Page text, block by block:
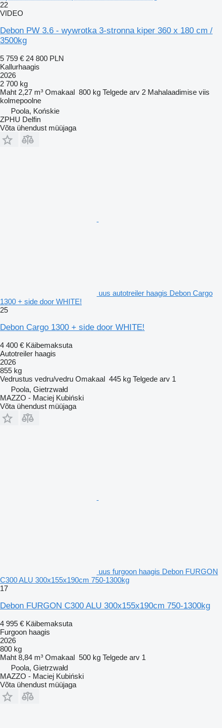
22
VIDEO
Debon PW 3.6 - wywrotka 3-stronna kiper 360 x 180 cm /
3500kg
5 759 € 24 800 PLN
Kallurhaagis
2026
2 700 kg
Maht 2,27 m³ Omakaal 800 kg Telgede arv 2 Mahalaadimise viis
kolmepoolne
Poola, Końskie
ZPHU Delfin
Võta ühendust müüjaga
uus autotreiler haagis Debon Cargo
1300 + side door WHITE!
25
Debon Cargo 1300 + side door WHITE!
4 400 € Käibemaksuta
Autotreiler haagis
2026
855 kg
Vedrustus vedru/vedru Omakaal 445 kg Telgede arv 1
Poola, Gietrzwałd
MAZZO - Maciej Kubiński
Võta ühendust müüjaga
uus furgoon haagis Debon FURGON
C300 ALU 300x155x190cm 750-1300kg
17
Debon FURGON C300 ALU 300x155x190cm 750-1300kg
4 995 € Käibemaksuta
Furgoon haagis
2026
800 kg
Maht 8,84 m³ Omakaal 500 kg Telgede arv 1
Poola, Gietrzwałd
MAZZO - Maciej Kubiński
Võta ühendust müüjaga